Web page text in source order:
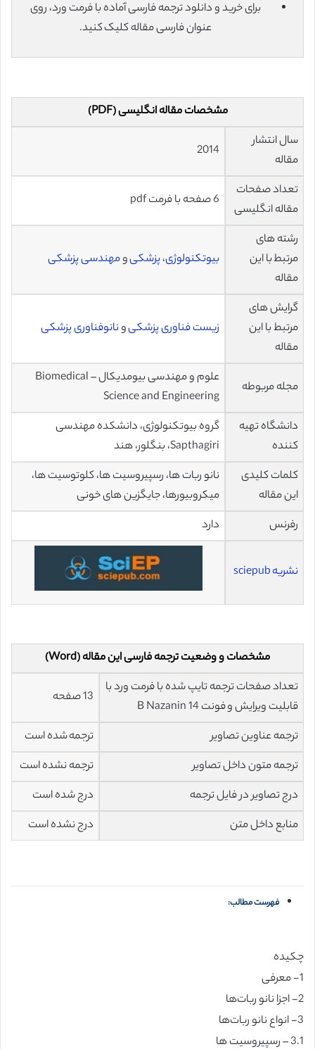
برای خرید و دانلود ترجمه فارسی آماده با فرمت ورد، روی
عنوان فارسی مقاله کلیک کنید.
مشخصات مقاله انگلیسی (PDF)
سال انتشار
مقاله
2014
تعداد صفحات
مقاله انگلیسی
6 صفحه با فرمت pdf
رشته های
مرتبط با این
مقاله
بیوتکنولوژی،پزشکیومهندسی پزشکی
گرایش های
مرتبط با این
مقاله
زیست فناوری پزشکیونانوفناوری پزشکی
مجله مربوطه
علوم و مهندسی بیومدیکال – Biomedical
Science and Engineering
دانشگاه تهیه
کننده
گروه بیوتکنولوژی، دانشکده مهندسی
Sapthagiri، بنگلور، هند
کلمات کلیدی
این مقاله
نانو ربات ها، رسپیروسیت ها، کلوتوسیت ها،
میکروبیورها، جایگزین های خونی
رفرنس
دارد
نشریه sciepub
مشخصات و وضعیت ترجمه فارسی این مقاله (Word)
تعداد صفحات ترجمه تایپ شده با فرمت ورد با
قابلیت ویرایش و فونت 14 B Nazanin
13 صفحه
ترجمه عناوین تصاویر
ترجمه شده است
ترجمه متون داخل تصاویر
ترجمه نشده است
درج تصاویر در فایل ترجمه
درج شده است
منابع داخل متن
درج نشده است
فهرست مطالب:
چکیده
1- معرفی
2- اجزا نانو ربات‌ها
3- انواع نانو ربات‌ها
3.1 – رسپیروسیت ها